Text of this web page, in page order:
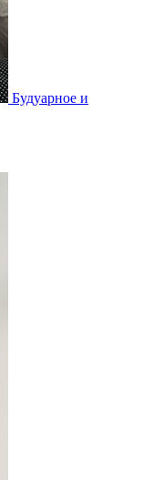
Будуарное и